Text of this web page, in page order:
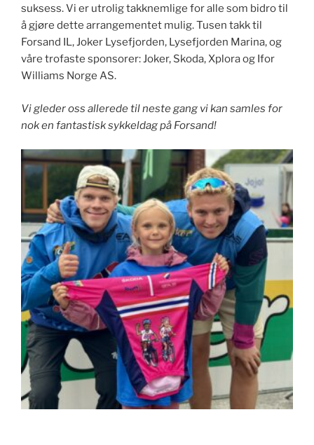
suksess. Vi er utrolig takknemlige for alle som bidro til
å gjøre dette arrangementet mulig. Tusen takk til
Forsand IL, Joker Lysefjorden, Lysefjorden Marina, og
våre trofaste sponsorer: Joker, Skoda, Xplora og Ifor
Williams Norge AS.
Vi gleder oss allerede til neste gang vi kan samles for
nok en fantastisk sykkeldag på Forsand!